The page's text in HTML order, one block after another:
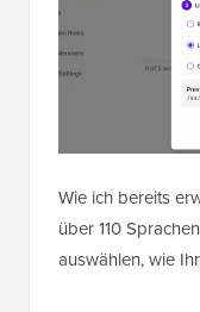
Wie ich bereits
über 110
auswählen, wie